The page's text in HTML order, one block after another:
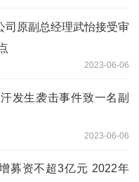
司原副总经理武怡接受审
2023-06-06
发生袭击事件致一名副
2023-06-06
募资不超3亿元 2022年